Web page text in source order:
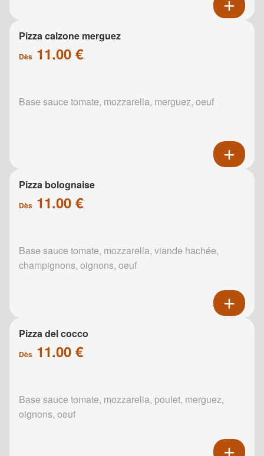
Pizza calzone merguez
Dès 11.00 €
Base sauce tomate, mozzarella, merguez, oeuf
Pizza bolognaise
Dès 11.00 €
Base sauce tomate, mozzarella, viande hachée,
champignons, oignons, oeuf
Pizza del cocco
Dès 11.00 €
Base sauce tomate, mozzarella, poulet, merguez,
oignons, oeuf